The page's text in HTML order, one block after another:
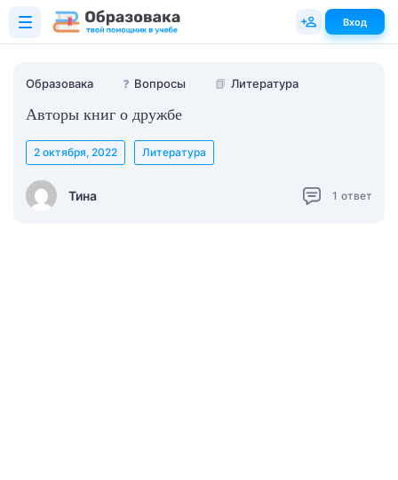
Образовака ❓ Вопросы 📗 Литература
Авторы книг о дружбе
Тина
2 октября, 2022 Литература
1 ответ
Вход